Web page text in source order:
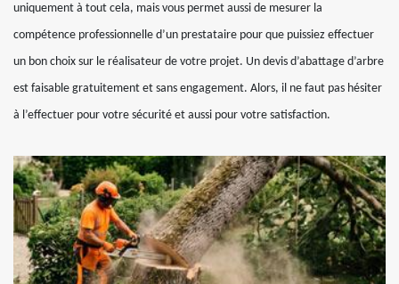
uniquement à tout cela, mais vous permet aussi de mesurer la
compétence professionnelle d’un prestataire pour que puissiez effectuer
un bon choix sur le réalisateur de votre projet. Un devis d’abattage d’arbre
est faisable gratuitement et sans engagement. Alors, il ne faut pas hésiter
à l’effectuer pour votre sécurité et aussi pour votre satisfaction.